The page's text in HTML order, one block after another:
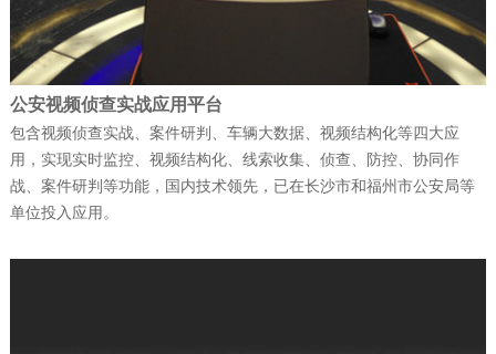
公司新闻 | 2026-01-13
武警综合指挥信息化平台成功试运行
公司新闻| 2026-01-12
科技赋能强军 ——深圳富晋天维信息通讯
技术有限公司承建解放…
公安视频侦查实战应用平台
包含视频侦查实战、案件研判、车辆大数据、视频结构化等四大应
用，实现实时监控、视频结构化、线索收集、侦查、防控、协同作
战、案件研判等功能，国内技术领先，已在长沙市和福州市公安局等
单位投入应用。